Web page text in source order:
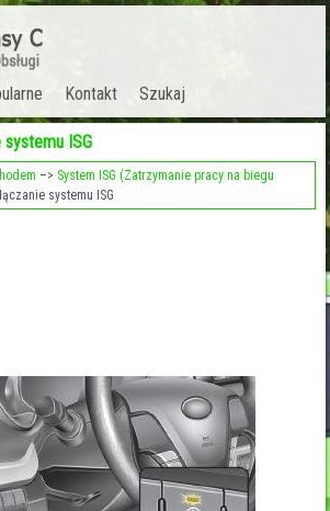
Kontakt Szukaj
systemu ISG
–> System ISG (Zatrzymanie pracy na biegu
systemu ISG